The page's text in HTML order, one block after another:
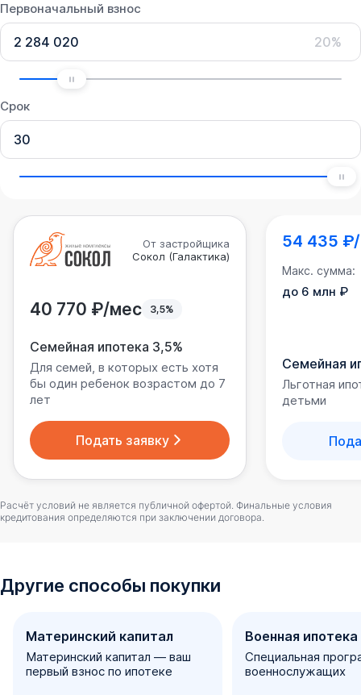
Первоначальный взнос
20%
Срок
От застройщика
Сокол (Галактика)
40 770 ₽/мес 3,5%
Семейная ипотека 3,5%
Для семей, в которых есть хотя
бы один ребенок возрастом до 7
лет
Подать заявку
54 435
Макс. сумма:
до 6 млн ₽
Семейная
Льготная
детьми
Расчёт условий не является публичной офертой. Финальные условия
кредитования определяются при заключении договора.
Другие способы покупки
Материнский капитал
Материнский капитал — ваш
первый взнос по ипотеке
Военная ипотека
Специальная
военнослужащих